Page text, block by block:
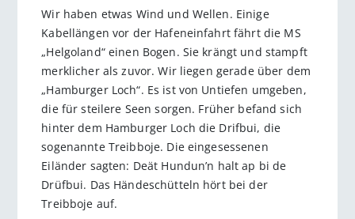
Wir haben etwas Wind und Wellen. Einige
Kabellängen vor der Hafeneinfahrt fährt die MS
„Helgoland“ einen Bogen. Sie krängt und stampft
merklicher als zuvor. Wir liegen gerade über dem
„Hamburger Loch“. Es ist von Untiefen umgeben,
die für steilere Seen sorgen. Früher befand sich
hinter dem Hamburger Loch die Drifbui, die
sogenannte Treibboje. Die eingesessenen
Eiländer sagten: Deät Hundun’n halt ap bi de
Drüfbui. Das Händeschütteln hört bei der
Treibboje auf.